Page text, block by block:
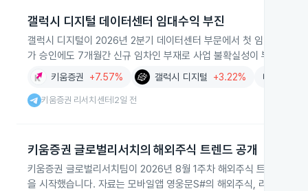
갤럭시 디지털 데이터센터 임대수익 부진
갤럭시 디지털이 2026년 2분기 데이터센터 부문에서 첫 임대수익
가 승인에도 7개월간 신규 임차인 부재로 사업 불확실성이 부각되었
키움증권 +7.57% 갤럭시 디지털 +3.22% 데이터센터
키움증권 리서치센터 2일 전
키움증권 글로벌리서치의 해외주식 트렌드 공개
키움증권 글로벌리서치팀이 2026년 8월 1주차 해외주식 트렌치 리
을 시작했습니다. 자료는 모바일앱 영웅문S#의 해외주식, 리서치 메